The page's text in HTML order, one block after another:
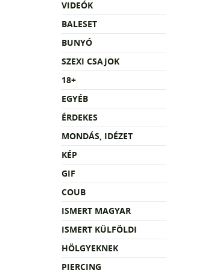
VIDEÓK
BALESET
BUNYÓ
SZEXI CSAJOK
18+
EGYÉB
ÉRDEKES
MONDÁS, IDÉZET
KÉP
GIF
COUB
ISMERT MAGYAR
ISMERT KÜLFÖLDI
HÖLGYEKNEK
PIERCING